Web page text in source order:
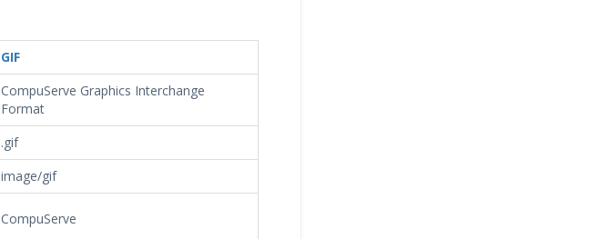
GIF
CompuServe Graphics Interchange
Format
.gif
image/gif
CompuServe